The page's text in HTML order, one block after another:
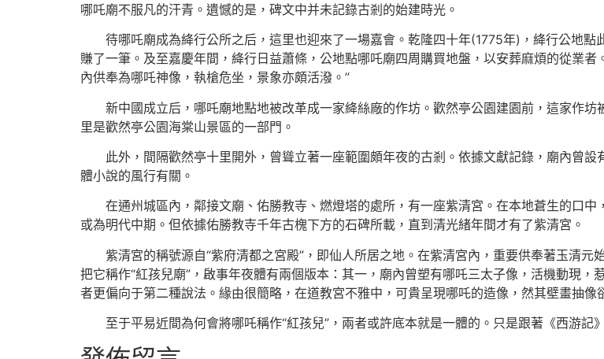
哪吒廟不服凡的汗青。遺憾的是，碑文中并未記錄古剎的始建時光。
待哪吒廟成為絳行公所之后，這里也迎來了一場嘉會。乾隆四十年(1775年)，絳行公地
賺了一筆。及至嘉慶年間，絳行日益蕭條，公地點哪吒廟四周購買地盤，以安葬麻煩的從業
內供奉為哪吒神像，執槍危坐，景象亦頗活潑。”
新中國成立后，哪吒廟地點地被改革成一家絳絲廠的作坊。歡然亭公園建園前，這家作
里是歡然亭公園海棠山景區的一部門。
此外，間隔歡然亭十里開外，曾聳立著一座範圍頗年夜的古剎。依據文獻記錄，廟內曾
體小說的風行有關。
在通州城區內，鄰接文廟、佑勝教寺、燃燈塔的處所，有一座紫清宮。在本地蒼生的口
或為明代中期。但依據佑勝教寺千年古槐下方的石碑所載，直到清光緒年間才有了紫清宮。
紫清宮的稱號源自“紫府清都之宮殿”，即仙人所居之地。在紫清宮內，重要供奉著玉清
把它稱作“紅孩兒廟”，啟事年夜體有兩個版本：其一，廟內曾塑有哪吒三太子像，活機動現
者更偏向于第二種說法。緣由很簡略，在道教宮不雅中，可貴呈現哪吒的造像，然其壁畫抽像
至于平易近間為何會將哪吒稱作“紅孩兒”，兩者或許底本就是一體的。只是跟著《西游記